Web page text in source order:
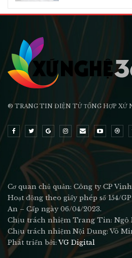
® TRANG TIN ĐIỆN TỬ ТỔNG HỢP XỨ
Cơ quan chủ quản: Công ty CP
Hoạt động theo giấy phép số 154/
An – Cấp ngày 06/04/2023.
Chịu trách nhiệm Trang Tin: Ngô
Chịu trách nhiệm Nội Dung: Võ
Phát triển bởi:VG Digital